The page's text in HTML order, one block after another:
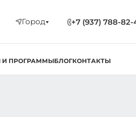
Город +7 (937) 788-82-
И ПРОГРАММЫБЛОГКОНТАКТЫ